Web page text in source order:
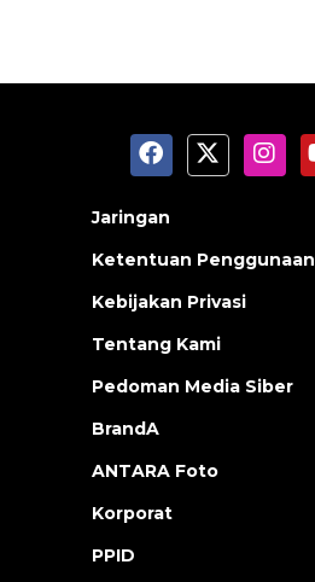
Jaringan
Ketentuan Penggunaan
Kebijakan Privasi
Tentang Kami
Pedoman Media Siber
BrandA
ANTARA Foto
Korporat
PPID